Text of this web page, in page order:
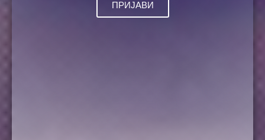
ПРИЈАВИ